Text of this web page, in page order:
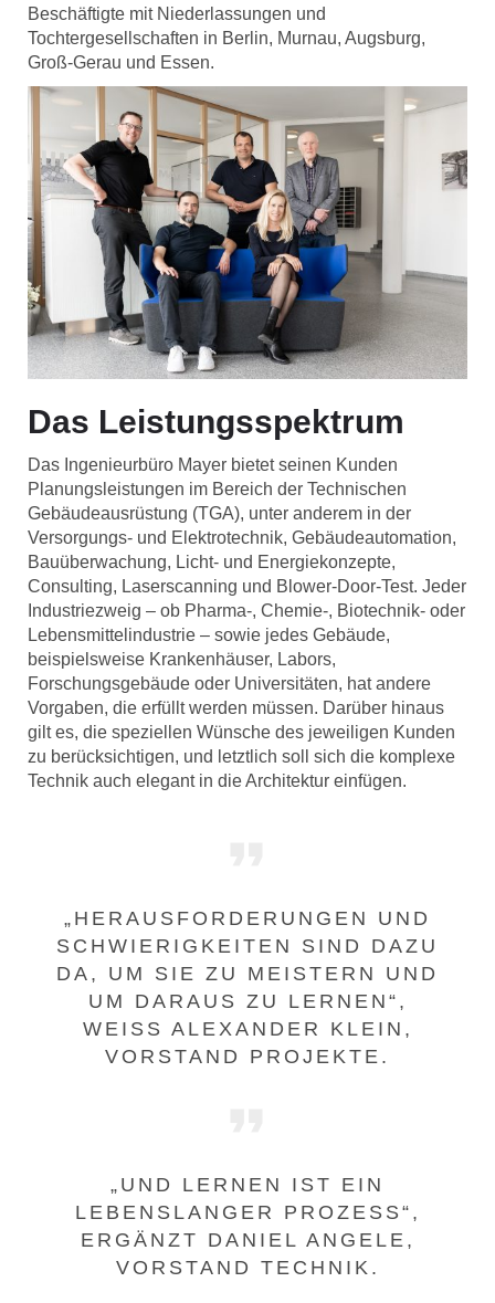
Beschäftigte mit Niederlassungen und
Tochtergesellschaften in Berlin, Murnau, Augsburg,
Groß-Gerau und Essen.
Das Leistungsspektrum
Das Ingenieurbüro Mayer bietet seinen Kunden
Planungsleistungen im Bereich der Technischen
Gebäudeausrüstung (TGA), unter anderem in der
Versorgungs- und Elektrotechnik, Gebäudeautomation,
Bauüberwachung, Licht- und Energiekonzepte,
Consulting, Laserscanning und Blower-Door-Test. Jeder
Industriezweig – ob Pharma-, Chemie-, Biotechnik- oder
Lebensmittelindustrie – sowie jedes Gebäude,
beispielsweise Krankenhäuser, Labors,
Forschungsgebäude oder Universitäten, hat andere
Vorgaben, die erfüllt werden müssen. Darüber hinaus
gilt es, die speziellen Wünsche des jeweiligen Kunden
zu berücksichtigen, und letztlich soll sich die komplexe
Technik auch elegant in die Architektur einfügen.
„HERAUSFORDERUNGEN UND
SCHWIERIGKEITEN SIND DAZU
DA, UM SIE ZU MEISTERN UND
UM DARAUS ZU LERNEN“,
WEISS ALEXANDER KLEIN, V
ORSTAND PROJEKTE.
„UND LERNEN IST EIN
LEBENSLANGER PROZESS“,
ERGÄNZT DANIEL ANGELE,
VORSTAND TECHNIK.